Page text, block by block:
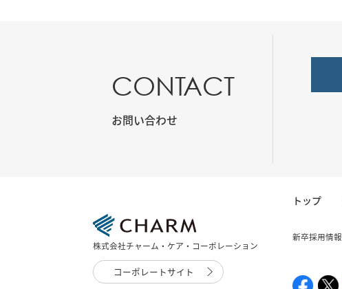
CONTACT
お問い合わせ
トップ
新卒採用情報
株式会社チャーム・ケア・コーポレーション
コーポレートサイト